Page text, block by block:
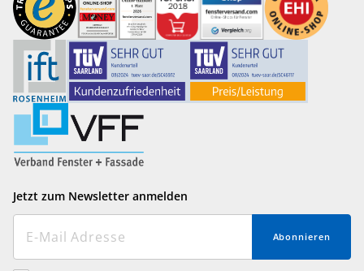
Jetzt zum Newsletter anmelden
Abonnieren